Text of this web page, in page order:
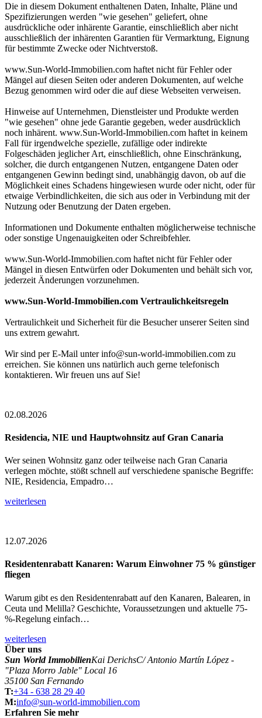
Die in diesem Dokument enthaltenen Daten, Inhalte, Pläne und
Spezifizierungen werden "wie gesehen" geliefert, ohne
ausdrückliche oder inhärente Garantie, einschließlich aber nicht
ausschließlich der inhärenten Garantien für Vermarktung, Eignung
für bestimmte Zwecke oder Nichtverstoß.
www.Sun-World-Immobilien.com haftet nicht für Fehler oder
Mängel auf diesen Seiten oder anderen Dokumenten, auf welche
Bezug genommen wird oder die auf diese Webseiten verweisen.
Hinweise auf Unternehmen, Dienstleister und Produkte werden
"wie gesehen" ohne jede Garantie gegeben, weder ausdrücklich
noch inhärent. www.Sun-World-Immobilien.com haftet in keinem
Fall für irgendwelche spezielle, zufällige oder indirekte
Folgeschäden jeglicher Art, einschließlich, ohne Einschränkung,
solcher, die durch entgangenen Nutzen, entgangene Daten oder
entgangenen Gewinn bedingt sind, unabhängig davon, ob auf die
Möglichkeit eines Schadens hingewiesen wurde oder nicht, oder für
etwaige Verbindlichkeiten, die sich aus oder in Verbindung mit der
Nutzung oder Benutzung der Daten ergeben.
Informationen und Dokumente enthalten möglicherweise technische
oder sonstige Ungenauigkeiten oder Schreibfehler.
www.Sun-World-Immobilien.com haftet nicht für Fehler oder
Mängel in diesen Entwürfen oder Dokumenten und behält sich vor,
jederzeit Änderungen vorzunehmen.
www.Sun-World-Immobilien.com Vertraulichkeitsregeln
Vertraulichkeit und Sicherheit für die Besucher unserer Seiten sind
uns extrem gewahrt.
Wir sind per E-Mail unter info@sun-world-immobilien.com zu
erreichen. Sie können uns natürlich auch gerne telefonisch
kontaktieren. Wir freuen uns auf Sie!
02.08.2026
Residencia, NIE und Hauptwohnsitz auf Gran Canaria
Wer seinen Wohnsitz ganz oder teilweise nach Gran Canaria
verlegen möchte, stößt schnell auf verschiedene spanische Begriffe:
NIE, Residencia, Empadro…
weiterlesen
12.07.2026
Residentenrabatt Kanaren: Warum Einwohner 75 % günstiger
fliegen
Warum gibt es den Residentenrabatt auf den Kanaren, Balearen, in
Ceuta und Melilla? Geschichte, Voraussetzungen und aktuelle 75-
%-Regelung einfach…
weiterlesen
Über uns
Sun World ImmobilienKai DerichsC/ Antonio Martín López -
"Plaza Morro Jable" Local 16
35100 San Fernando
T:+34 - 638 28 29 40
M:info@sun-world-immobilien.com
Erfahren Sie mehr